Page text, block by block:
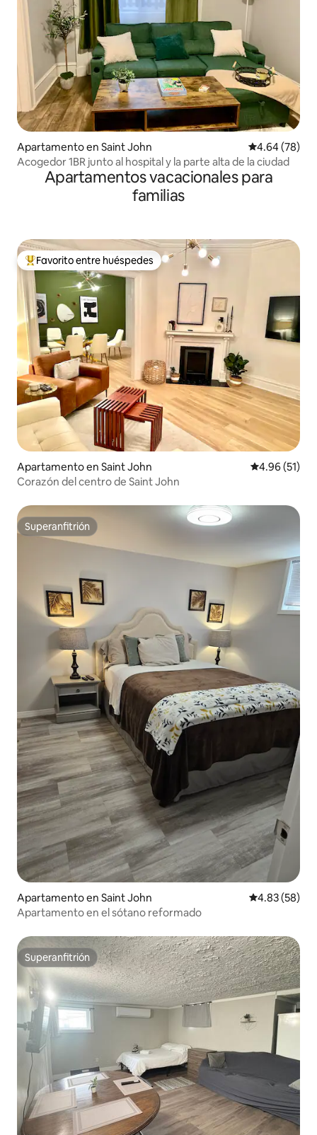
Apartamento en Saint John Calificación
4.64 (78)
Acogedor 1BR junto al hospital y la parte alta de la ciudad
Apartamentos vacacionales para
familias
Favorito entre huéspedes preferido
Favorito entre huéspedes
Apartamento en Saint John Calificación
4.96 (51)
Corazón del centro de Saint John
Superanfitrión
Superanfitrión
Apartamento en Saint John Calificación
4.83 (58)
Apartamento en el sótano reformado
Superanfitrión
Superanfitrión